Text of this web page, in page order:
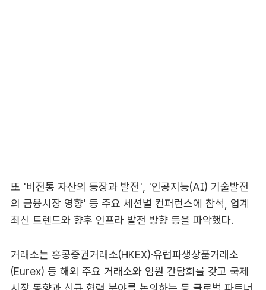
또 '비전통 자산의 등장과 발전', '인공지능(AI) 기술발전
의 금융시장 영향' 등 주요 세션별 컨퍼런스에 참석, 업계
최신 트렌드와 향후 인프라 발전 방향 등을 파악했다.
거래소는 홍콩증권거래소(HKEX)·유럽파생상품거래소
(Eurex) 등 해외 주요 거래소와 임원 간담회를 갖고 국제